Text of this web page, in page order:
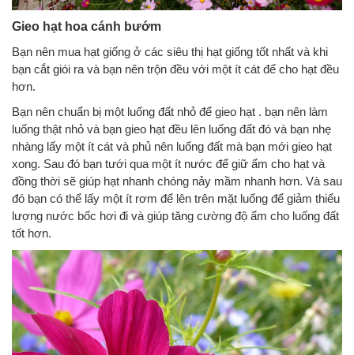
Gieo hạt hoa cánh bướm
Bạn nên mua hạt giống ở các siêu thị hạt giống tốt nhất và khi
bạn cắt giói ra và bạn nên trộn đều với một ít cát để cho hạt đều
hơn.
Bạn nên chuẩn bị một luống đất nhỏ để gieo hạt . bạn nên làm
luống thật nhỏ và bạn gieo hạt đều lên luống đất đó và bạn nhẹ
nhàng lấy một ít cát và phủ nên luống đất mà bạn mới gieo hạt
xong. Sau đó bạn tưới qua một ít nước để giữ ẩm cho hạt và
đồng thời sẽ giúp hạt nhanh chóng nảy mầm nhanh hơn. Và sau
đó bạn có thể lấy một ít rơm để lên trên mặt luống để giảm thiểu
lượng nước bốc hơi đi và giúp tăng cường độ ẩm cho luống đất
tốt hơn.